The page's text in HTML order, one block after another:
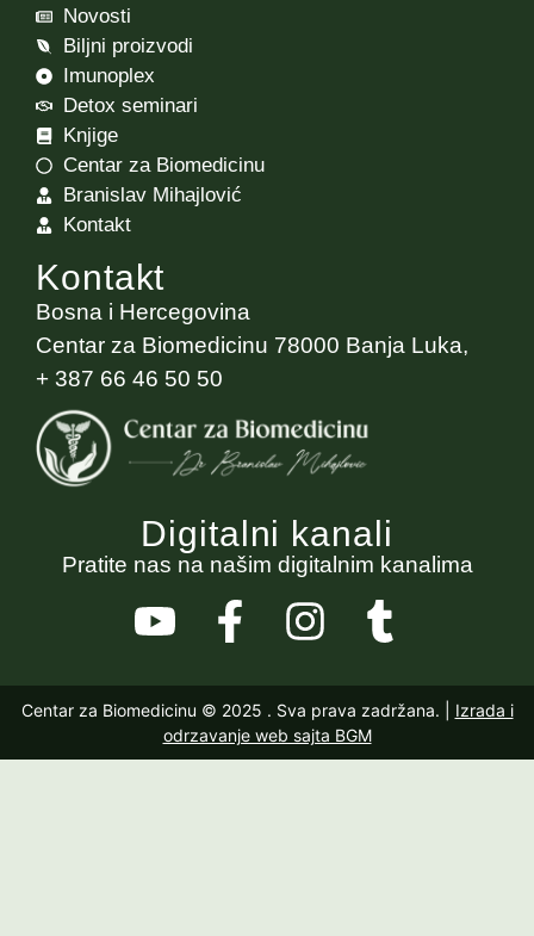
Novosti
Biljni proizvodi
Imunoplex
Detox seminari
Knjige
Centar za Biomedicinu
Branislav Mihajlović
Kontakt
Kontakt
Bosna i Hercegovina
Centar za Biomedicinu 78000 Banja Luka,
+ 387 66 46 50 50
Digitalni kanali
Pratite nas na našim digitalnim kanalima
Centar za Biomedicinu © 2025 . Sva prava zadržana. | Izrada i
odrzavanje web sajta BGM